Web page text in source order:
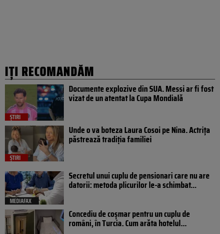
IȚI RECOMANDĂM
ȘTIRI
Documente explozive din SUA. Messi ar fi fost
vizat de un atentat la Cupa Mondială
ȘTIRI
Unde o va boteza Laura Cosoi pe Nina. Actrița
păstrează tradiția familiei
MEDIAFAX
Secretul unui cuplu de pensionari care nu are
datorii: metoda plicurilor le-a schimbat...
Concediu de coșmar pentru un cuplu de
români, în Turcia. Cum arăta hotelul...